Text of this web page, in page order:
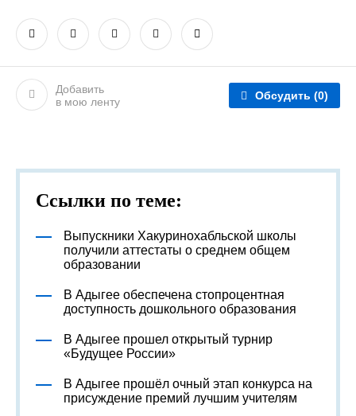
Добавить
в мою ленту
Обсудить (0)
Ссылки по теме:
Выпускники Хакуринохабльской школы
получили аттестаты о среднем общем
образовании
В Адыгее обеспечена стопроцентная
доступность дошкольного образования
В Адыгее прошел открытый турнир
«Будущее России»
В Адыгее прошёл очный этап конкурса на
присуждение премий лучшим учителям